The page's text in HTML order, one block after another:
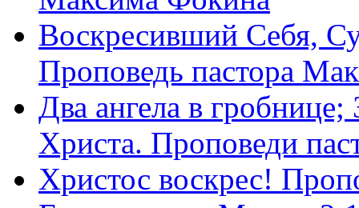
Воскресивший Себя,
Проповедь пастора
Два ангела в
Христа. Проповеди
Христос воскрес!